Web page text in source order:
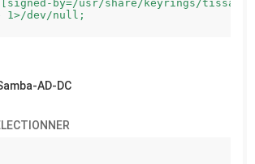
[signed-by=/usr/share/keyrings/
1>/dev/null;
AD-DC